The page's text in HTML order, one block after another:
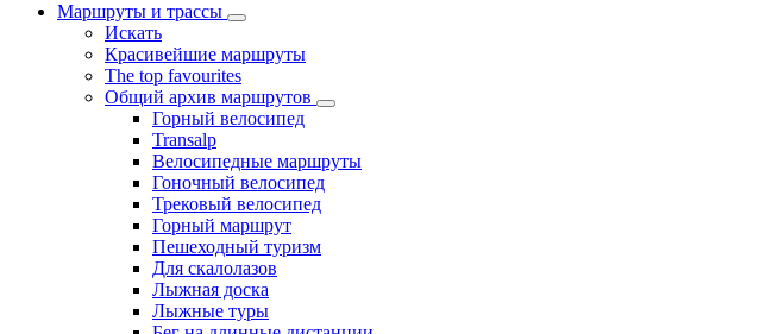
Маршруты и трассы
Искать
Красивейшие маршруты
The top favourites
Общий архив маршрутов
Горный велосипед
Transalp
Велосипедные маршруты
Гоночный велосипед
Трековый велосипед
Горный маршрут
Пешеходный туризм
Для скалолазов
Лыжная доска
Лыжные туры